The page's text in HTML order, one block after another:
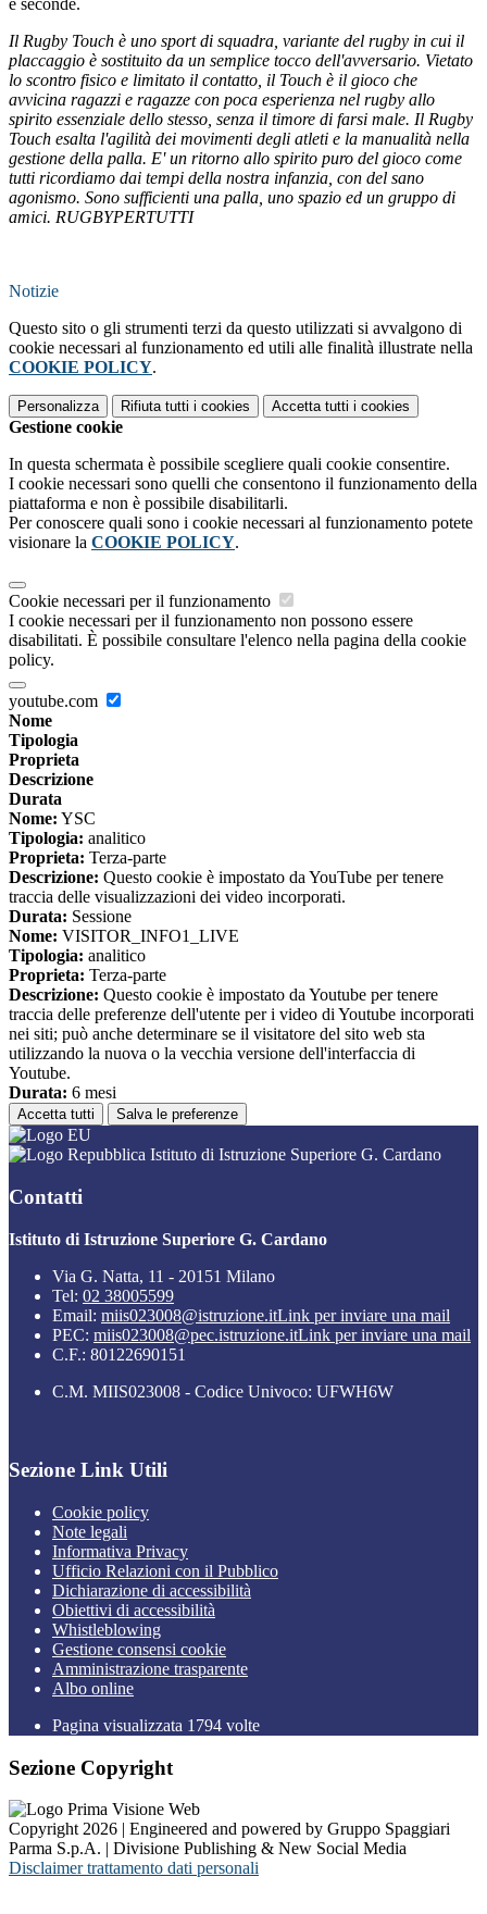
e seconde.
Il Rugby Touch è uno sport di squadra, variante del rugby in cui il
placcaggio è sostituito da un semplice tocco dell'avversario. Vietato
lo scontro fisico e limitato il contatto, il Touch è il gioco che
avvicina ragazzi e ragazze con poca esperienza nel rugby allo
spirito essenziale dello stesso, senza il timore di farsi male. Il Rugby
Touch esalta l'agilità dei movimenti degli atleti e la manualità nella
gestione della palla. E' un ritorno allo spirito puro del gioco come
tutti ricordiamo dai tempi della nostra infanzia, con del sano
agonismo. Sono sufficienti una palla, uno spazio ed un gruppo di
amici. RUGBYPERTUTTI
Notizie
Questo sito o gli strumenti terzi da questo utilizzati si avvalgono di
cookie necessari al funzionamento ed utili alle finalità illustrate nella
COOKIE POLICY.
Personalizza Rifiuta tutti i cookies Accetta tutti i cookies
Gestione cookie
In questa schermata è possibile scegliere quali cookie consentire.
I cookie necessari sono quelli che consentono il funzionamento della
piattaforma e non è possibile disabilitarli.
Per conoscere quali sono i cookie necessari al funzionamento potete
visionare la COOKIE POLICY.
Cookie necessari per il funzionamento
I cookie necessari per il funzionamento non possono essere
disabilitati. È possibile consultare l'elenco nella pagina della cookie
policy.
youtube.com
Nome
Tipologia
Proprieta
Descrizione
Durata
Nome: YSC
Tipologia: analitico
Proprieta: Terza-parte
Descrizione: Questo cookie è impostato da YouTube per tenere
traccia delle visualizzazioni dei video incorporati.
Durata: Sessione
Nome: VISITOR_INFO1_LIVE
Tipologia: analitico
Proprieta: Terza-parte
Descrizione: Questo cookie è impostato da Youtube per tenere
traccia delle preferenze dell'utente per i video di Youtube incorporati
nei siti; può anche determinare se il visitatore del sito web sta
utilizzando la nuova o la vecchia versione dell'interfaccia di
Youtube.
Durata: 6 mesi
Accetta tutti Salva le preferenze
Istituto di Istruzione Superiore G. Cardano
Contatti
Istituto di Istruzione Superiore G. Cardano
Via G. Natta, 11 - 20151 Milano
Tel: 02 38005599
Email: miis023008@istruzione.itLink per inviare una mail
PEC: miis023008@pec.istruzione.itLink per inviare una mail
C.F.: 80122690151
C.M. MIIS023008 - Codice Univoco: UFWH6W
Sezione Link Utili
Cookie policy
Note legali
Informativa Privacy
Ufficio Relazioni con il Pubblico
Dichiarazione di accessibilità
Obiettivi di accessibilità
Whistleblowing
Gestione consensi cookie
Amministrazione trasparente
Albo online
Pagina visualizzata 1794 volte
Sezione Copyright
Copyright 2026 | Engineered and powered by Gruppo Spaggiari
Parma S.p.A. | Divisione Publishing & New Social Media
Disclaimer trattamento dati personali